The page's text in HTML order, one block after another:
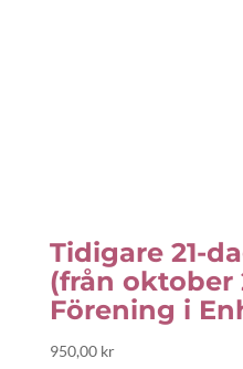
Tidigare 21-
(från oktober
Förening i
950,00 kr